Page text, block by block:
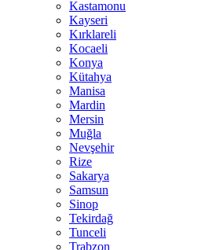
Kastamonu
Kayseri
Kırklareli
Kocaeli
Konya
Kütahya
Manisa
Mardin
Mersin
Muğla
Nevşehir
Rize
Sakarya
Samsun
Sinop
Tekirdağ
Tunceli
Trabzon